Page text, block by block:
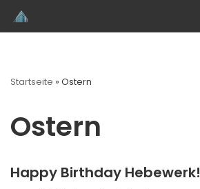
Zum
Startseite » Ostern
Ostern
Happy Birthday Hebewerk!